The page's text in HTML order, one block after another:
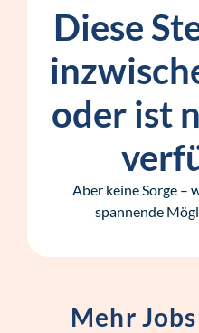
Diese
oder ist
Aber keine Sorge –
spannende
Mehr